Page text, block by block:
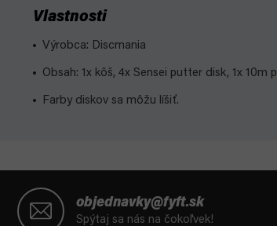
Vlastnosti
Výrobca: Discmania
Obsah: 1x kôš, 4x Sensei putter disk, 1x 10m
Farby diskov sa môžu líšiť.
objednavky@fyft.sk
Spýtaj sa nás na čokoľvek!